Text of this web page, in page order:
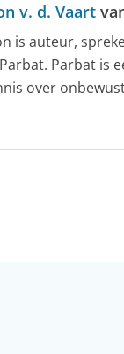
v. d. Vaart
is auteur,
Parbat is
over